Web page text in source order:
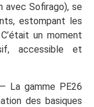
avec Sofirago), se
estompant les
un moment
accessible et
La gamme PE26
des basiques